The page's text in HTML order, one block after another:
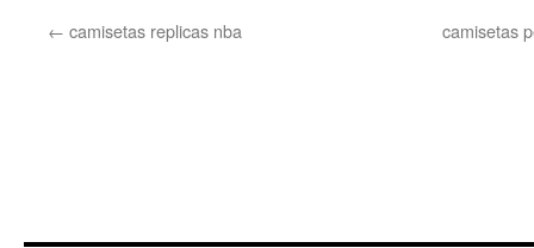
← camisetas replicas nba camisetas